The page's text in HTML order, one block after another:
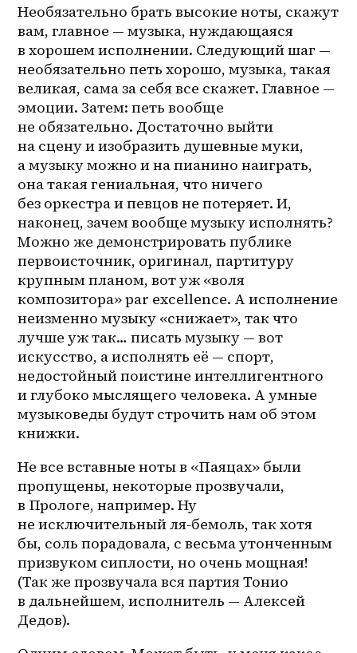
Необязательно брать высокие ноты, скажут
вам, главное — музыка, нуждающаяся
в хорошем исполнении. Следующий шаг —
необязательно петь хорошо, музыка, такая
великая, сама за себя все скажет. Главное —
эмоции. Затем: петь вообще
не обязательно. Достаточно выйти
на сцену и изобразить душевные муки,
а музыку можно и на пианино наиграть,
она такая гениальная, что ничего
без оркестра и певцов не потеряет. И,
наконец, зачем вообще музыку исполнять?
Можно же демонстрировать публике
первоисточник, оригинал, партитуру
крупным планом, вот уж «воля
композитора» par excellence. А исполнение
неизменно музыку «снижает», так что
лучше уж так… писать музыку — вот
искусство, а исполнять её — спорт,
недостойный поистине интеллигентного
и глубоко мыслящего человека. А умные
музыковеды будут строчить нам об этом
книжки.
Не все вставные ноты в «Паяцах» были
пропущены, некоторые прозвучали,
в Прологе, например. Ну
не исключительный ля-бемоль, так хотя
бы, соль порадовала, с весьма утонченным
призвуком сиплости, но очень мощная!
(Так же прозвучала вся партия Тонио
в дальнейшем, исполнитель — Алексей
Дедов).